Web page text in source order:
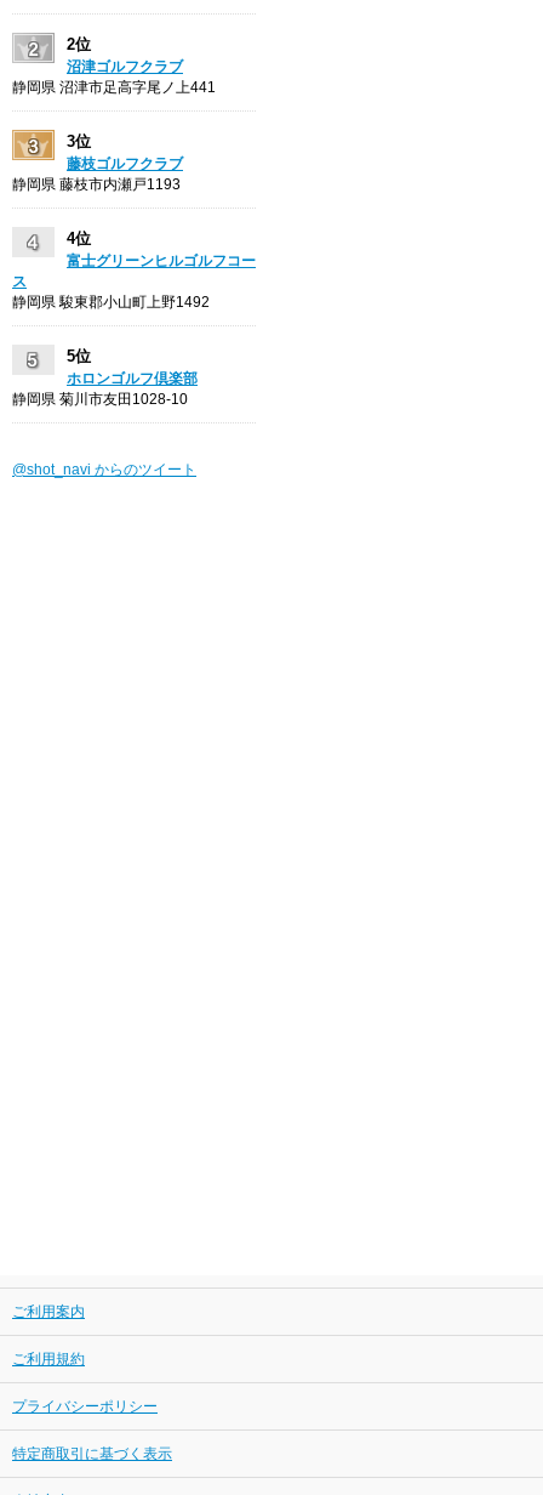
2位
沼津ゴルフクラブ
静岡県 沼津市足高字尾ノ上441
3位
藤枝ゴルフクラブ
静岡県 藤枝市内瀬戸1193
4位
富士グリーンヒルゴルフコー
ス
静岡県 駿東郡小山町上野1492
5位
ホロンゴルフ倶楽部
静岡県 菊川市友田1028-10
@shot_navi からのツイート
ご利用案内
ご利用規約
プライバシーポリシー
特定商取引に基づく表示